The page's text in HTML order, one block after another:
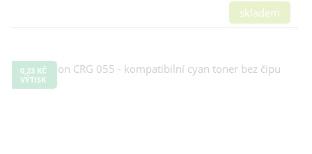
skladem
0,23 KČ
VÝTISK